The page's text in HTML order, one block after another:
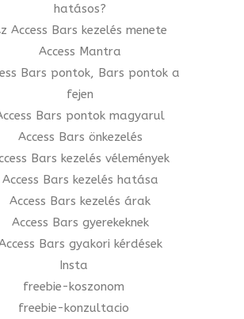
hatásos?
Access Bars kezelés menete
Access Mantra
Bars pontok, Bars pontok a
fejen
Bars pontok magyarul
Access Bars önkezelés
Bars kezelés vélemények
Access Bars kezelés hatása
Access Bars kezelés árak
Access Bars gyerekeknek
Bars gyakori kérdések
Insta
freebie-koszonom
freebie-konzultacio